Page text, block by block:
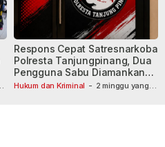
Hukum dan Kriminal - 2 minggu yang
Respons Cepat Satresnarkoba
Polresta Tanjungpinang, Dua
Pengguna Sabu Diamankan
Usai Dilaporkan ke Call Center